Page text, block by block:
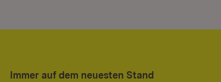
Immer auf dem neuesten Stand